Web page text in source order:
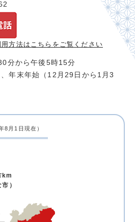
方法は こちらをご覧ください
分から午後5時15分
年末年始（12月29日から1月3
8月1日現在）
km
）